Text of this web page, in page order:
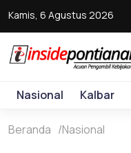
Kamis, 6 Agustus 2026
Nasional Kalbar
Beranda Nasional